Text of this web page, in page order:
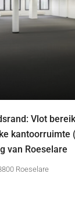
Vlot
kantoorruimte
van Roeselare
Roeselare